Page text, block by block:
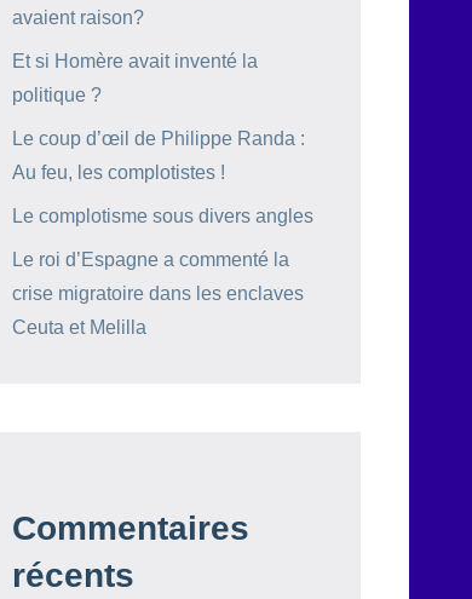
avaient raison?
Et si Homère avait inventé la
politique ?
Le coup d’œil de Philippe Randa :
Au feu, les complotistes !
Le complotisme sous divers angles
Le roi d’Espagne a commenté la
crise migratoire dans les enclaves
Ceuta et Melilla
Commentaires
récents